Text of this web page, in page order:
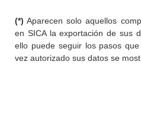
(*) Aparecen solo aquellos
en SICA la exportación de sus
ello puede seguir los pasos
vez autorizado sus datos se